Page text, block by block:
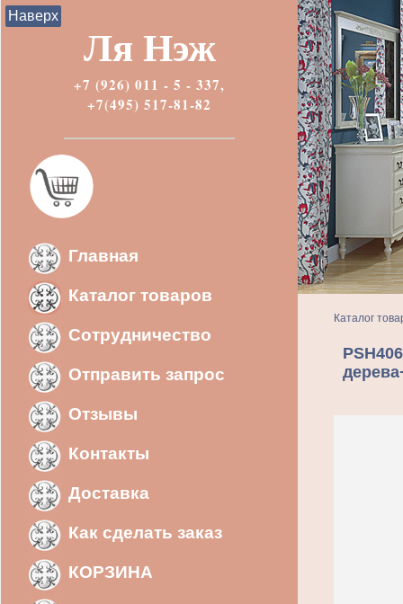
Ля Нэж
+7 (926) 011 - 5 - 337,
+7(495) 517-81-82
Главная
Каталог товаров
Сотрудничество
Отправить запрос
Отзывы
Контакты
Доставка
Как сделать заказ
КОРЗИНА
Каталог
Наверх